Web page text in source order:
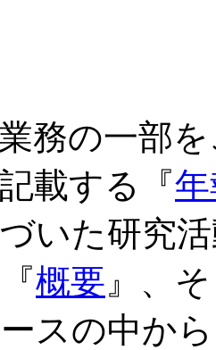
務の一部
載する『
いた研究
概要 』、
スの中か